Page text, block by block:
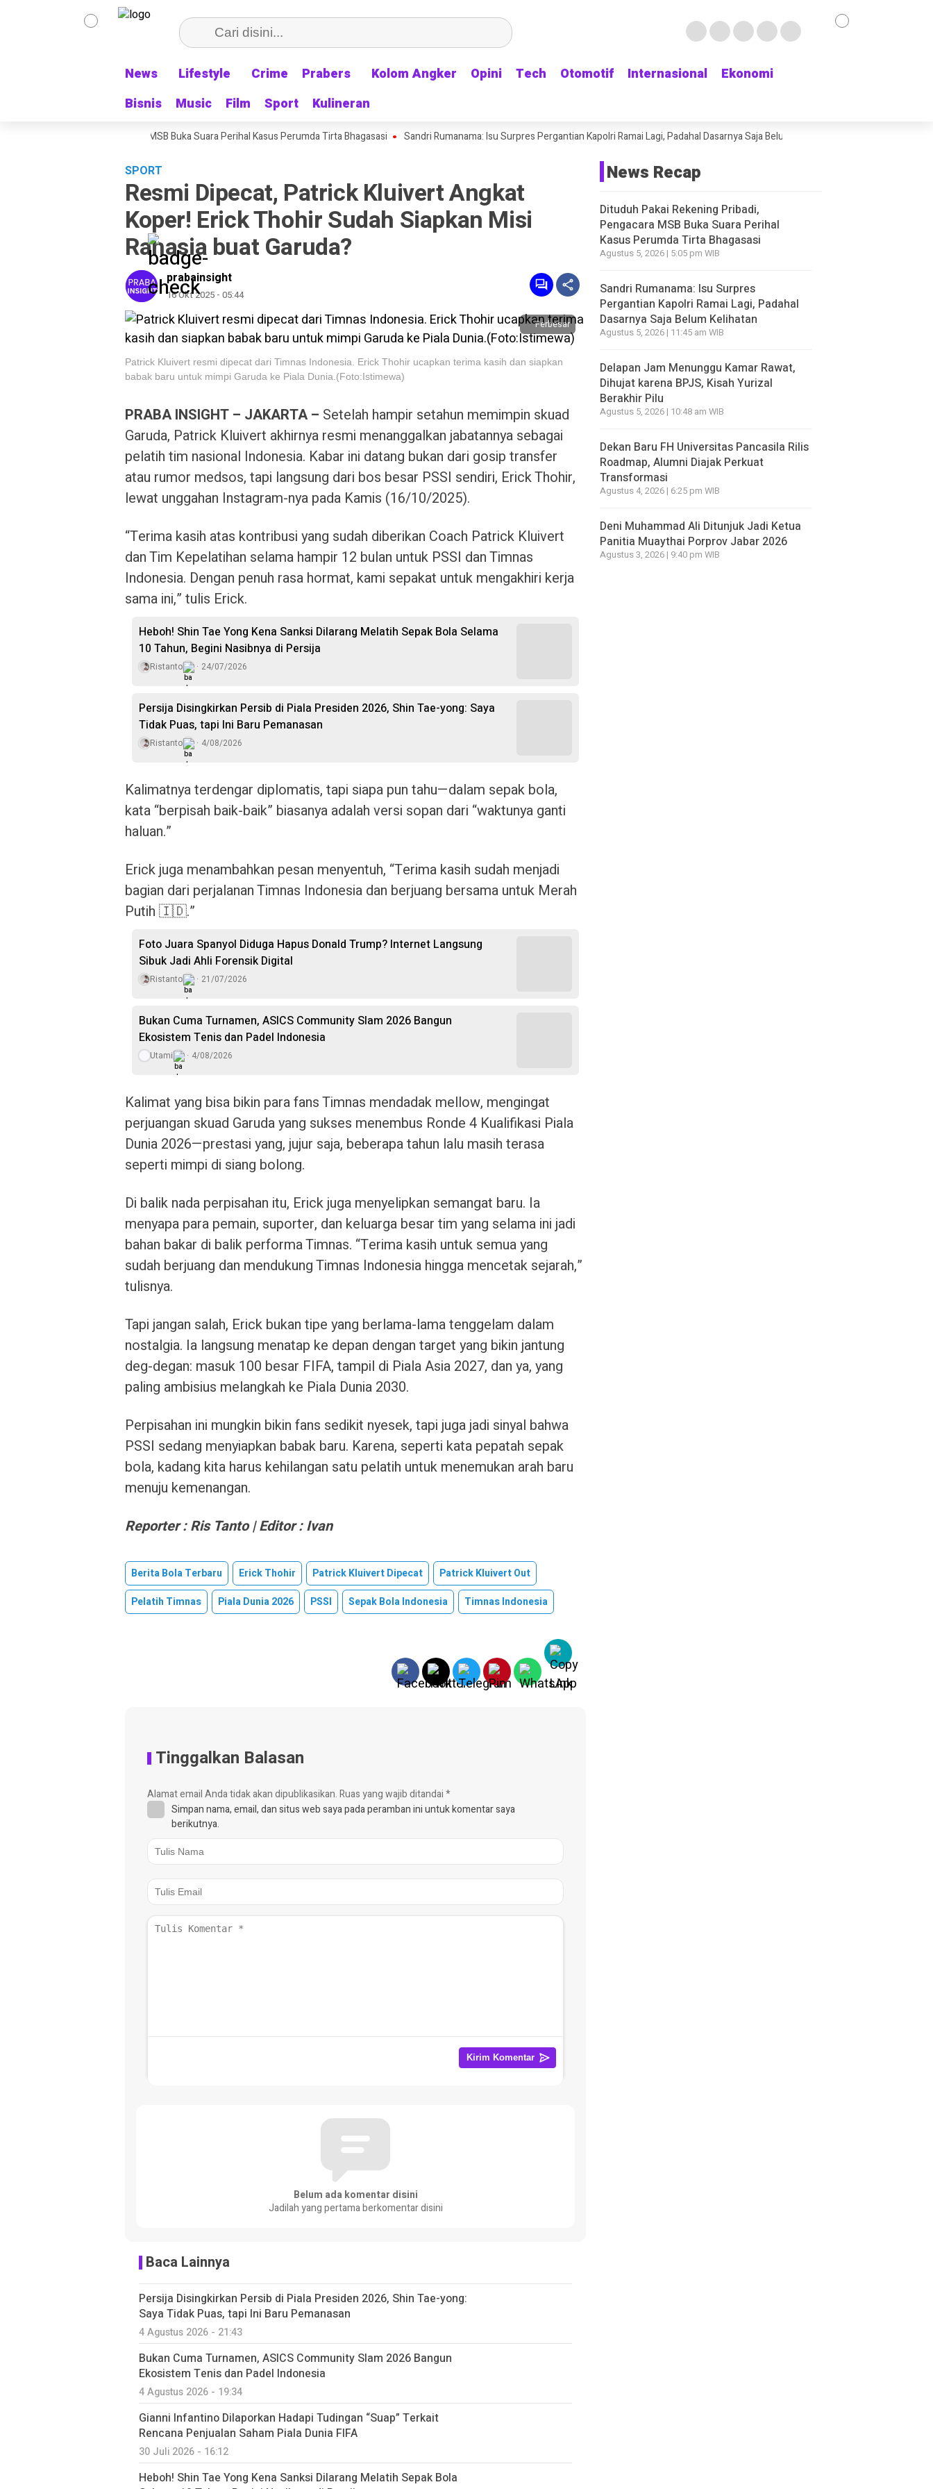
News Lifestyle Crime Prabers Kolom Angker Opini Tech Otomotif Internasional
Ekonomi
Bisnis
Music Film Sport Kulineran
News Lifestyle Crime Prabers Kolom Angker Opini Tech Otomotif Internasional
Ekonomi
Bisnis
Music Film Sport Kulineran
Pribadi, Pengacara MSB Buka Suara Perihal Kasus Perumda Tirta Bhagasasi Sandri Rumanama: Isu Surpres Pergantian Kapolri Ramai Lagi, Padahal Dasarnya Saja Belum Kelihatan
SPORT
Resmi Dipecat, Patrick Kluivert Angkat
Koper! Erick Thohir Sudah Siapkan Misi
Rahasia buat Garuda?
prabainsight
16 Okt 2025 - 05:44
Perbesar
Patrick Kluivert resmi dipecat dari Timnas Indonesia. Erick Thohir ucapkan terima kasih dan siapkan
babak baru untuk mimpi Garuda ke Piala Dunia.(Foto:Istimewa)
PRABA INSIGHT – JAKARTA – Setelah hampir setahun memimpin skuad
Garuda, Patrick Kluivert akhirnya resmi menanggalkan jabatannya sebagai
pelatih tim nasional Indonesia. Kabar ini datang bukan dari gosip transfer
atau rumor medsos, tapi langsung dari bos besar PSSI sendiri, Erick Thohir,
lewat unggahan Instagram-nya pada Kamis (16/10/2025).
“Terima kasih atas kontribusi yang sudah diberikan Coach Patrick Kluivert
dan Tim Kepelatihan selama hampir 12 bulan untuk PSSI dan Timnas
Indonesia. Dengan penuh rasa hormat, kami sepakat untuk mengakhiri kerja
sama ini,” tulis Erick.
Heboh! Shin Tae Yong Kena Sanksi Dilarang Melatih Sepak Bola Selama
10 Tahun, Begini Nasibnya di Persija
Ristanto 24/07/2026
Persija Disingkirkan Persib di Piala Presiden 2026, Shin Tae-yong: Saya
Tidak Puas, tapi Ini Baru Pemanasan
Ristanto 4/08/2026
Kalimatnya terdengar diplomatis, tapi siapa pun tahu—dalam sepak bola,
kata “berpisah baik-baik” biasanya adalah versi sopan dari “waktunya ganti
haluan.”
Erick juga menambahkan pesan menyentuh, “Terima kasih sudah menjadi
bagian dari perjalanan Timnas Indonesia dan berjuang bersama untuk Merah
Putih 🇮🇩.”
Foto Juara Spanyol Diduga Hapus Donald Trump? Internet Langsung
Sibuk Jadi Ahli Forensik Digital
Ristanto 21/07/2026
Bukan Cuma Turnamen, ASICS Community Slam 2026 Bangun
Ekosistem Tenis dan Padel Indonesia
Utami 4/08/2026
Kalimat yang bisa bikin para fans Timnas mendadak mellow, mengingat
perjuangan skuad Garuda yang sukses menembus Ronde 4 Kualifikasi Piala
Dunia 2026—prestasi yang, jujur saja, beberapa tahun lalu masih terasa
seperti mimpi di siang bolong.
Di balik nada perpisahan itu, Erick juga menyelipkan semangat baru. Ia
menyapa para pemain, suporter, dan keluarga besar tim yang selama ini jadi
bahan bakar di balik performa Timnas. “Terima kasih untuk semua yang
sudah berjuang dan mendukung Timnas Indonesia hingga mencetak sejarah,”
tulisnya.
Tapi jangan salah, Erick bukan tipe yang berlama-lama tenggelam dalam
nostalgia. Ia langsung menatap ke depan dengan target yang bikin jantung
deg-degan: masuk 100 besar FIFA, tampil di Piala Asia 2027, dan ya, yang
paling ambisius melangkah ke Piala Dunia 2030.
Perpisahan ini mungkin bikin fans sedikit nyesek, tapi juga jadi sinyal bahwa
PSSI sedang menyiapkan babak baru. Karena, seperti kata pepatah sepak
bola, kadang kita harus kehilangan satu pelatih untuk menemukan arah baru
menuju kemenangan.
Reporter : Ris Tanto | Editor : Ivan
Berita Bola Terbaru Erick Thohir Patrick Kluivert Dipecat
Patrick Kluivert Out
Pelatih Timnas
Piala Dunia 2026 PSSI Sepak Bola Indonesia Timnas Indonesia
Tinggalkan Balasan
Alamat email Anda tidak akan dipublikasikan.Ruas yang wajib ditandai*
Simpan nama, email, dan situs web saya pada peramban ini untuk komentar saya
berikutnya.
Belum ada komentar disini
Jadilah yang pertama berkomentar disini
Baca Lainnya
Persija Disingkirkan Persib di Piala Presiden 2026, Shin Tae-yong:
Saya Tidak Puas, tapi Ini Baru Pemanasan
4 Agustus 2026 - 21:43
Bukan Cuma Turnamen, ASICS Community Slam 2026 Bangun
Ekosistem Tenis dan Padel Indonesia
4 Agustus 2026 - 19:34
Gianni Infantino Dilaporkan Hadapi Tudingan “Suap” Terkait
Rencana Penjualan Saham Piala Dunia FIFA
30 Juli 2026 - 16:12
Heboh! Shin Tae Yong Kena Sanksi Dilarang Melatih Sepak Bola
News Recap
Dituduh Pakai Rekening Pribadi,
Pengacara MSB Buka Suara Perihal
Kasus Perumda Tirta Bhagasasi
Agustus 5, 2026 | 5:05 pm WIB
Sandri Rumanama: Isu Surpres
Pergantian Kapolri Ramai Lagi, Padahal
Dasarnya Saja Belum Kelihatan
Agustus 5, 2026 | 11:45 am WIB
Delapan Jam Menunggu Kamar Rawat,
Dihujat karena BPJS, Kisah Yurizal
Berakhir Pilu
Agustus 5, 2026 | 10:48 am WIB
Dekan Baru FH Universitas Pancasila Rilis
Roadmap, Alumni Diajak Perkuat
Transformasi
Agustus 4, 2026 | 6:25 pm WIB
Deni Muhammad Ali Ditunjuk Jadi Ketua
Panitia Muaythai Porprov Jabar 2026
Agustus 3, 2026 | 9:40 pm WIB